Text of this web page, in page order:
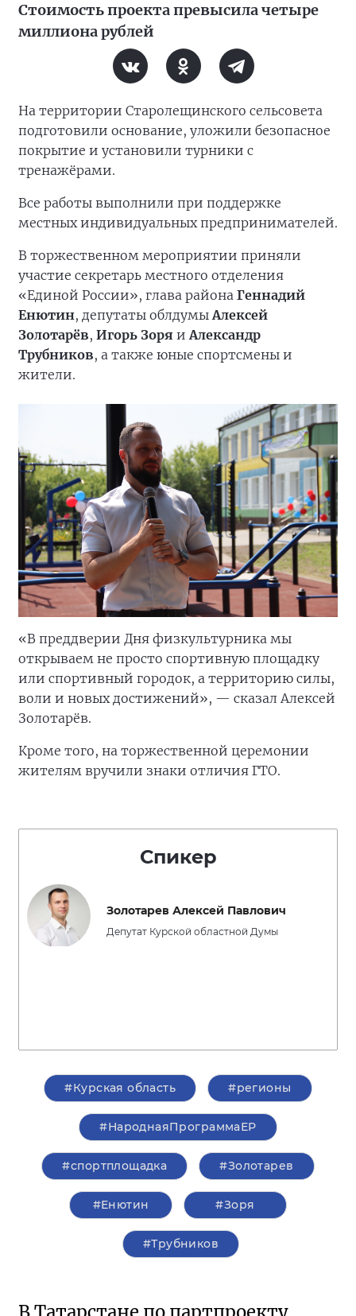
Стоимость проекта превысила четыре
миллиона рублей
На территории Старолещинского сельсовета
подготовили основание, уложили безопасное
покрытие и установили турники с
тренажёрами.
Все работы выполнили при поддержке
местных индивидуальных предпринимателей.
В торжественном мероприятии приняли
участие секретарь местного отделения
«Единой России», глава района Геннадий
Енютин, депутаты облдумыАлексей
Золотарёв, Игорь Зоря иАлександр
Трубников, а также юные спортсмены и
жители.
«В преддверии Дня физкультурника мы
открываем не просто спортивную площадку
или спортивный городок, а территорию силы,
воли и новых достижений», — сказал Алексей
Золотарёв.
Кроме того, на торжественной церемонии
жителям вручили знаки отличия ГТО.
Спикер
Золотарев Алексей Павлович
Депутат Курской областной Думы
#Курская область #регионы
#НароднаяПрограммаЕР
#спортплощадка #Золотарев
#Енютин #Зоря
#Трубников